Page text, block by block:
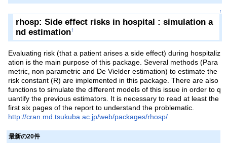
↑
rhosp: Side effect risks in hospital : simulation a
nd estimation†
Evaluating risk (that a patient arises a side effect) during hospitaliz
ation is the main purpose of this package. Several methods (Para
metric, non parametric and De Vielder estimation) to estimate the
risk constant (R) are implemented in this package. There are also
functions to simulate the different models of this issue in order to q
uantify the previous estimators. It is necessary to read at least the
first six pages of the report to understand the problematic.
http://cran.md.tsukuba.ac.jp/web/packages/rhosp/
最新の20件